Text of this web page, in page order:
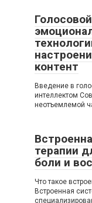
контент
Введение в
интеллектом
неотъемлемой
терапии
боли и
Что такое
Встроенная